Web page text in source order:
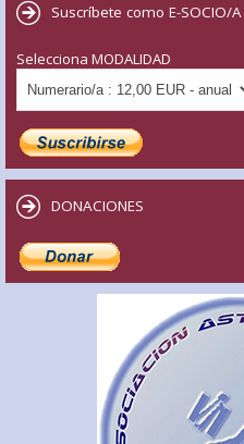
Suscríbete como E-SOCIO/A
Selecciona MODALIDAD
DONACIONES